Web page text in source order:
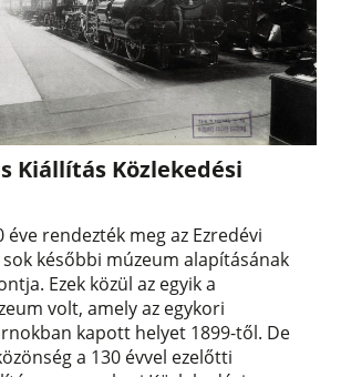
Kiállítás Közlekedési
éve rendezték meg az Ezredévi
későbbi múzeum alapításának
Ezek közül az egyik a
volt, amely az egykori
kapott helyet 1899-től. De
a 130 évvel ezelőtti